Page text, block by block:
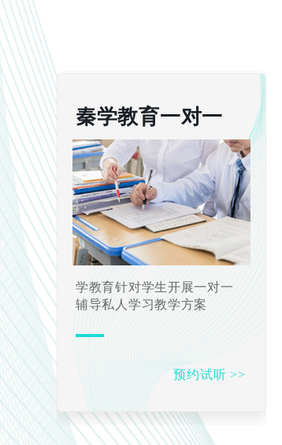
秦学教育一对一
学教育针对学生开展一对一
辅导私人学习教学方案
预约试听 >>